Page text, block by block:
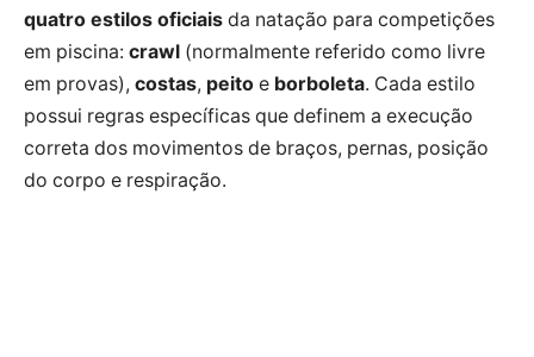
quatro estilos oficiais da natação para competições
em piscina: crawl (normalmente referido como livre
em provas), costas, peito e borboleta. Cada estilo
possui regras específicas que definem a execução
correta dos movimentos de braços, pernas, posição
do corpo e respiração.